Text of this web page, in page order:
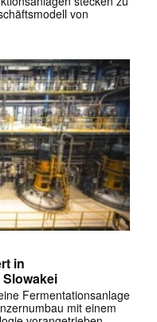
von
in
Fermentationsanlage
mit einem